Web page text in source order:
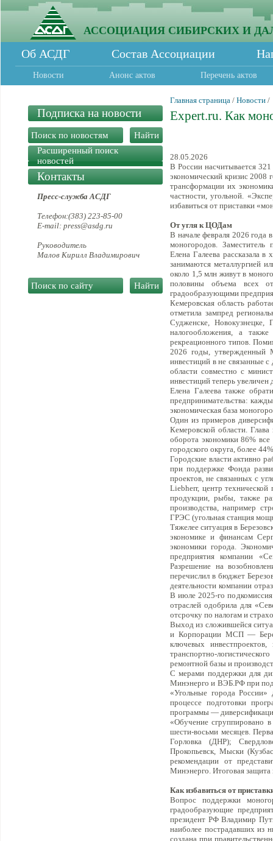
АССОЦИАЦИЯ СИБИРСКИХ И
Об АСДГ Состав Ассоциации
Новости Анонс актов Перечень актов
Подписка на новости
Расширенный поиск
новостей
Контакты
Пресс-служба АСДГ
Телефон:(383) 223-85-00
E-mail: press@asdg.ru
Руководитель
Малов Кирилл Владимирович
Главная страница / Новости /
Expert.ru. Как
28.05.2026
В России насчитывается
экономический кризис 2008
трансформации их
частности, угольной.
избавиться от приставки
От угля к ЦОДам
В начале февраля 2026
моногородов. Заместитель
Елена Галеева рассказала
занимаются металлургией
около 1,5 млн живут в
половины объема всех
градообразующими
Кемеровская область
отметила зампред
Судженске,
налогообложения, а
рекреационного типов.
2026 годы, утвержденный
инвестиций в не связанные
области совместно с
инвестиций теперь
Елена Галеева также
предпринимательства:
экономическая база
Один из примеров
Кемеровской области.
оборота экономики 86%
городского округа, более
Городские власти активно
при поддержке Фонда
проектов, не связанных с
Liebherr, центр
продукции, рыбы, также
производства, например
ГРЭС (угольная станция
Тяжелее ситуация в
экономике и финансам
экономики города.
предприятия компании
Разрешение на
перечислил в бюджет
деятельности компании
В июле 2025-го
отраслей одобрила для
отсрочку по налогам и
Выход из сложившейся
и Корпорации МСП —
ключевых
транспортно-
ремонтной базы и
С мерами поддержки для
Минэнерго и ВЭБ.РФ при
«Угольные города
процессе подготовки
программы —
«Обучение сгруппировано
шести-восьми месяцев.
Горловка (ДНР);
Прокопьевск, Мыски
рекомендации от
Минэнерго. Итоговая защита
Как избавиться от
Вопрос поддержки
градообразующие
президент РФ Владимир
наиболее пострадавших из
создана при